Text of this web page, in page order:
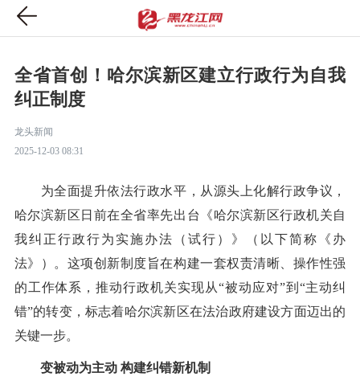
全省首创！哈尔滨新区建立行政行为自我
纠正制度
龙头新闻
2025-12-03 08:31
为全面提升依法行政水平，从源头上化解行政争议，
哈尔滨新区日前在全省率先出台《哈尔滨新区行政机关自
我纠正行政行为实施办法（试行）》（以下简称《办
法》）。这项创新制度旨在构建一套权责清晰、操作性强
的工作体系，推动行政机关实现从“被动应对”到“主动纠
错”的转变，标志着哈尔滨新区在法治政府建设方面迈出的
关键一步。
变被动为主动 构建纠错新机制